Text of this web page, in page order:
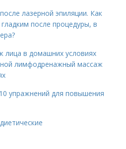
лазерной эпиляции. Как
после процедуры, в
в домашних условиях
лимфодренажный массаж
упражнений для повышения